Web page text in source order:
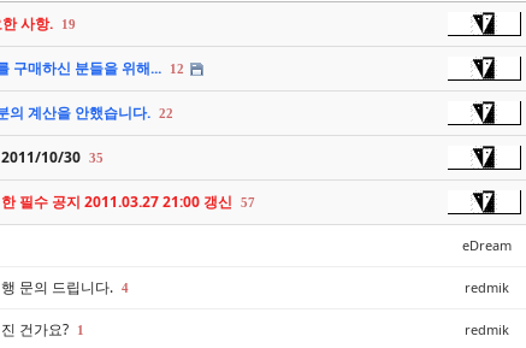
사항. 19
구매하신 분들을 위해... 12
의 계산을 안했습니다. 22
2011/10/30 35
필수 공지 2011.03.27 21:00 갱신 57
eDream
문의 드립니다. 4 redmik
건가요? 1 redmik